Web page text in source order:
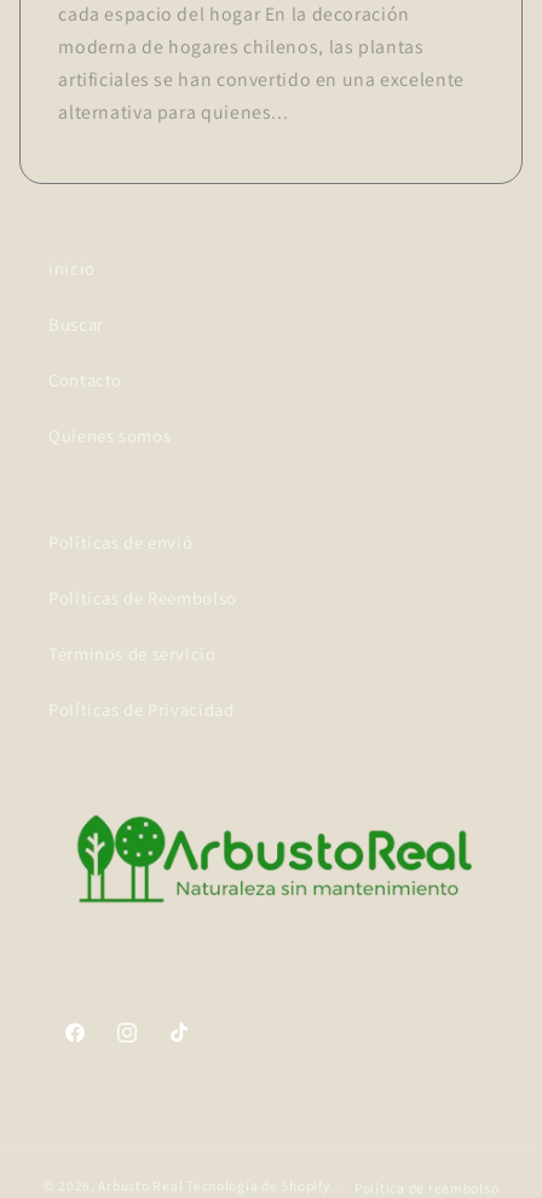
cada espacio del hogar En la decoración
moderna de hogares chilenos, las plantas
artificiales se han convertido en una excelente
alternativa para quienes...
inicio
Buscar
Contacto
Quienes somos
Políticas de envió
Políticas de Reembolso
Términos de servicio
Políticas de Privacidad
FacebookInstagramTikTok
© 2026,Arbusto Real Tecnología de Shopify Política de reembolso